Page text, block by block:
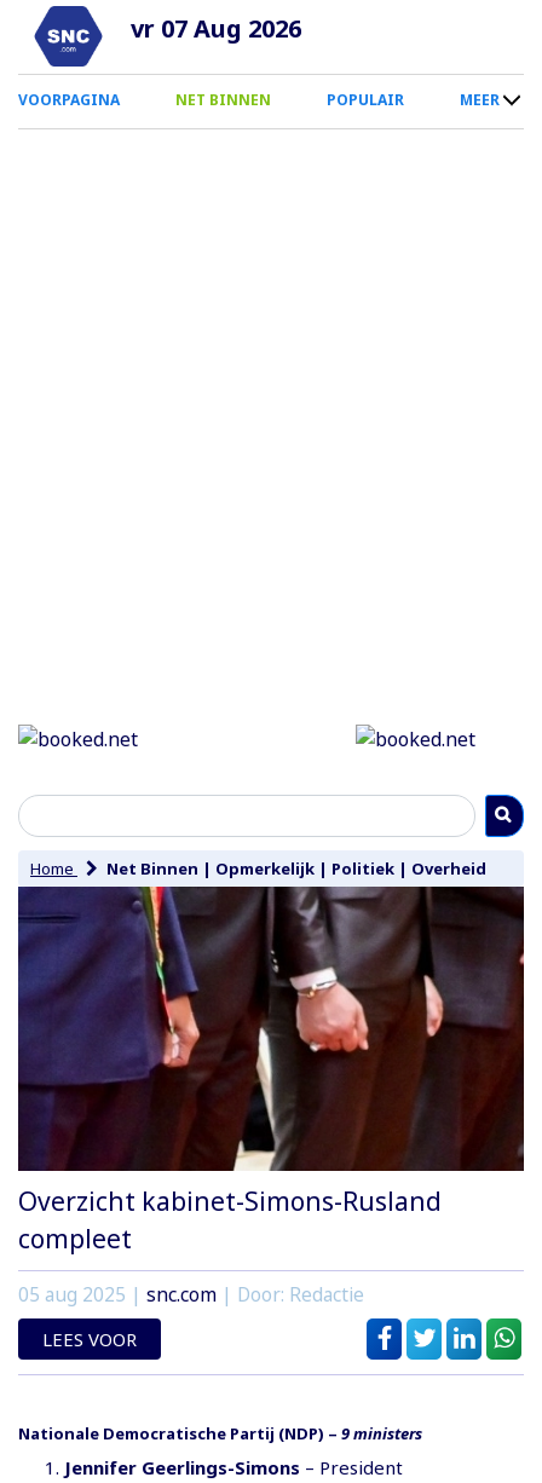
Overslaan
naar
inhoud
vr 07 Aug 2026
0
Smartphone
VOORPAGINA NET BINNEN POPULAIR MEER
Home Net Binnen | Opmerkelijk | Politiek | Overheid
Overzicht kabinet-Simons-Rusland
compleet
05 aug 2025 | snc.com | Door: Redactie
LEES VOOR
Nationale Democratische Partij (NDP) – 9 ministers
Jennifer Geerlings-Simons – President